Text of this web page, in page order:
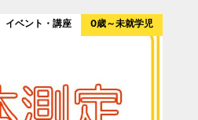
イベント・講座 0歳～未就学児